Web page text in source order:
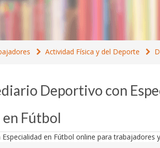
Actividad Física y del Deporte
Deportivo con
en Fútbol